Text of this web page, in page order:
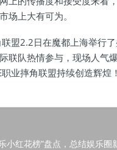
场上大有可为。
联盟2.2日在魔都上海举行
联队热情参与，现场人气
业摔角联盟持续创造辉煌！
小红花榜”盘点，总结娱乐圈